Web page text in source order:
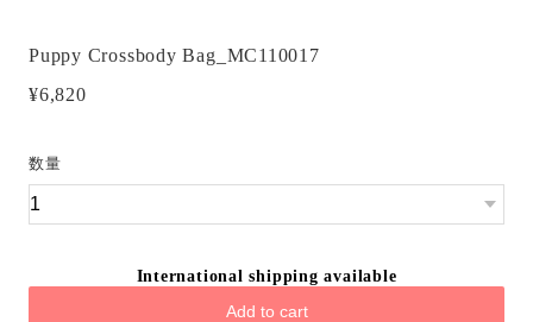
Puppy Crossbody Bag_MC110017
¥6,820
数量
International shipping available
Add to cart